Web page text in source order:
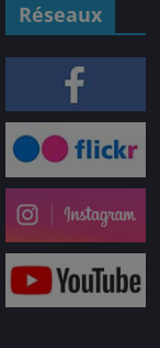
Réseaux